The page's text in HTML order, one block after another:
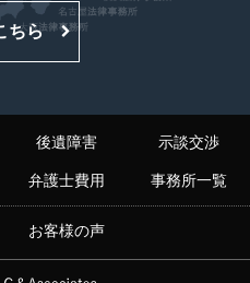
ちら
後遺障害 示談交渉
弁護士費用 事務所一覧
お客様の声